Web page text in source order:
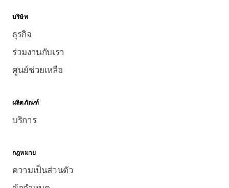
บริษัท
ธุรกิจ
ร่วมงานกับเรา
ศูนย์ช่วยเหลือ
ผลิตภัณฑ์
บริการ
กฎหมาย
ความเป็นส่วนตัว